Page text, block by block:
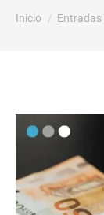
Estás aquí:
Inicio Entradas